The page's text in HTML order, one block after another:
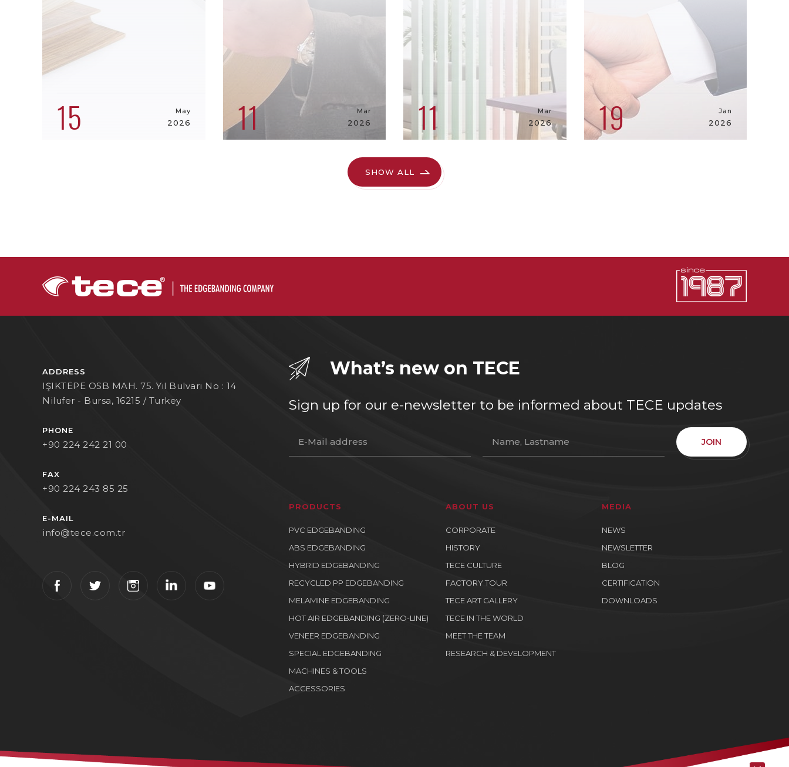
15 May
2026 11 Mar
2026 11 Mar
2026 19 Jan
2026
SHOW ALL
What’s new on TECE
Sign up for our e-newsletter to be informed about TECE updates
JOIN
PRODUCTS
PVC EDGEBANDING
ABS EDGEBANDING
HYBRID EDGEBANDING
RECYCLED PP EDGEBANDING
MELAMINE EDGEBANDING
HOT AIR EDGEBANDING (ZERO-LINE)
VENEER EDGEBANDING
SPECIAL EDGEBANDING
MACHINES & TOOLS
ACCESSORIES
ABOUT US
CORPORATE
HISTORY
TECE CULTURE
FACTORY TOUR
TECE ART GALLERY
TECE IN THE WORLD
MEET THE TEAM
RESEARCH & DEVELOPMENT
MEDIA
NEWS
NEWSLETTER
BLOG
CERTIFICATION
DOWNLOADS
ADDRESS
IŞIKTEPE OSB MAH. 75. Yıl Bulvarı No : 14
Nilufer - Bursa, 16215 / Turkey
PHONE
+90 224 242 21 00
FAX
+90 224 243 85 25
E-MAIL
info@tece.com.tr